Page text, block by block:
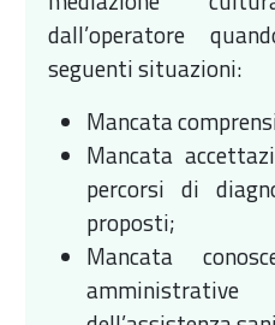
dall’operatore
seguenti situazioni:
Mancata
Mancata
percorsi di
proposti;
Mancata